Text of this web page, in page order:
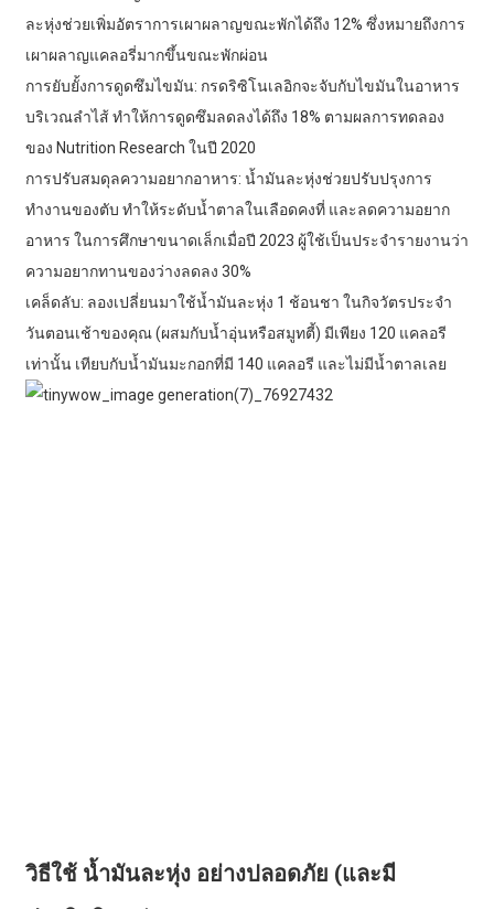
ละหุ่งช่วยเพิ่มอัตราการเผาผลาญขณะพักได้ถึง 12% ซึ่งหมายถึงการ
เผาผลาญแคลอรี่มากขึ้นขณะพักผ่อน
การยับยั้งการดูดซึมไขมัน: กรดริซิโนเลอิกจะจับกับไขมันในอาหาร
บริเวณลำไส้ ทำให้การดูดซึมลดลงได้ถึง 18% ตามผลการทดลอง
ของ Nutrition Research ในปี 2020
การปรับสมดุลความอยากอาหาร: น้ำมันละหุ่งช่วยปรับปรุงการ
ทำงานของตับ ทำให้ระดับน้ำตาลในเลือดคงที่ และลดความอยาก
อาหาร ในการศึกษาขนาดเล็กเมื่อปี 2023 ผู้ใช้เป็นประจำรายงานว่า
ความอยากทานของว่างลดลง 30%
เคล็ดลับ: ลองเปลี่ยนมาใช้น้ำมันละหุ่ง 1 ช้อนชา ในกิจวัตรประจำ
วันตอนเช้าของคุณ (ผสมกับน้ำอุ่นหรือสมูทตี้) มีเพียง 120 แคลอรี
เท่านั้น เทียบกับน้ำมันมะกอกที่มี 140 แคลอรี และไม่มีน้ำตาลเลย
วิธีใช้ น้ำมันละหุ่ง อย่างปลอดภัย (และมี